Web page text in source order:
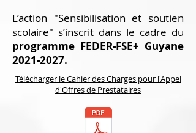
L’action "Sensibilisation et soutien
scolaire" s’inscrit dans le cadre du
programme FEDER-FSE+ Guyane
2021-2027.
Télécharger le Cahier des Charges pour l'Appel
d'Offres de Prestataires